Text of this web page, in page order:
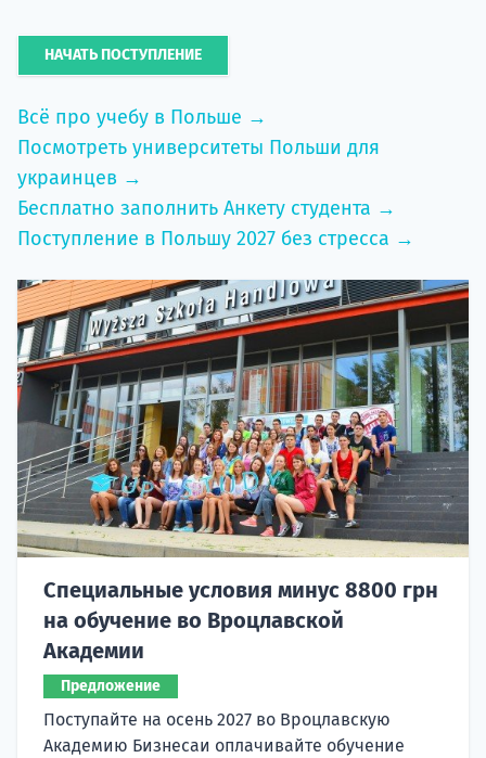
НАЧАТЬ ПОСТУПЛЕНИЕ
Всё про учебу в Польше →
Посмотреть университеты Польши для
украинцев →
Бесплатно заполнить Анкету студента →
Поступление в Польшу 2027 без стресса →
Специальные условия минус 8800 грн
на обучение во Вроцлавской
Академии
Предложение
Поступайте на осень 2027 во Вроцлавскую
Академию Бизнесаи оплачивайте обучение